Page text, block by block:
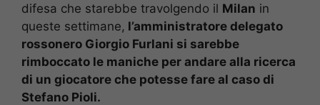
difesa che starebbe travolgendo il Milan in
queste settimane, l’amministratore delegato
rossonero Giorgio Furlani si sarebbe
rimboccato le maniche per andare alla ricerca
di un giocatore che potesse fare al caso di
Stefano Pioli.